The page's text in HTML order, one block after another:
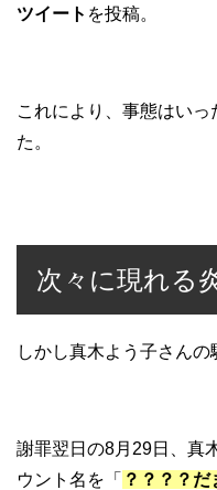
ツイート を投稿。
これにより、事態はい
た。
次々に現れる
しかし真木よう子さんの
謝罪翌日の8月29日、真
ウント名を「 ？？？？だ